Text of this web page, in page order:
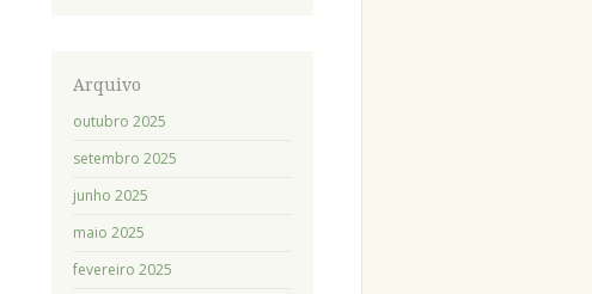
Arquivo
outubro 2025
setembro 2025
junho 2025
maio 2025
fevereiro 2025